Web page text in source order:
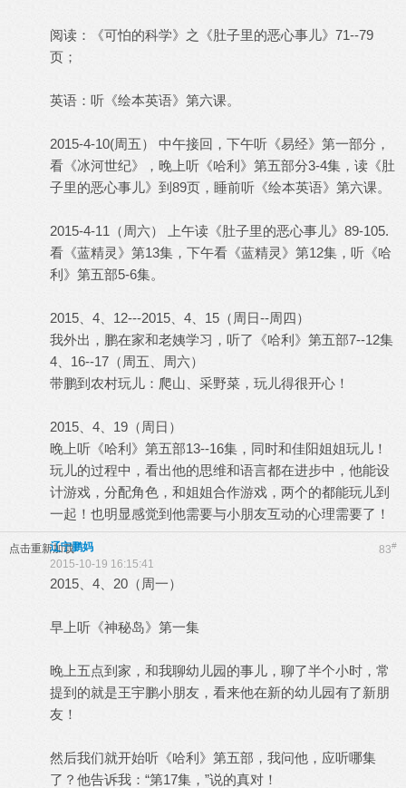
阅读：《可怕的科学》之《肚子里的恶心事儿》71--79
页；
英语：听《绘本英语》第六课。
2015-4-10(周五） 中午接回，下午听《易经》第一部分，
看《冰河世纪》，晚上听《哈利》第五部分3-4集，读《肚
子里的恶心事儿》到89页，睡前听《绘本英语》第六课。
2015-4-11（周六） 上午读《肚子里的恶心事儿》89-105.
看《蓝精灵》第13集，下午看《蓝精灵》第12集，听《哈
利》第五部5-6集。
2015、4、12---2015、4、15（周日--周四）
我外出，鹏在家和老姨学习，听了《哈利》第五部7--12集
4、16--17（周五、周六）
带鹏到农村玩儿：爬山、采野菜，玩儿得很开心！
2015、4、19（周日）
晚上听《哈利》第五部13--16集，同时和佳阳姐姐玩儿！
玩儿的过程中，看出他的思维和语言都在进步中，他能设
计游戏，分配角色，和姐姐合作游戏，两个的都能玩儿到
一起！也明显感觉到他需要与小朋友互动的心理需要了！
点击重新加载 83#
辽宁鹏妈
2015-10-19 16:15:41
2015、4、20（周一）
早上听《神秘岛》第一集
晚上五点到家，和我聊幼儿园的事儿，聊了半个小时，常
提到的就是王宇鹏小朋友，看来他在新的幼儿园有了新朋
友！
然后我们就开始听《哈利》第五部，我问他，应听哪集
了？他告诉我：“第17集，”说的真对！